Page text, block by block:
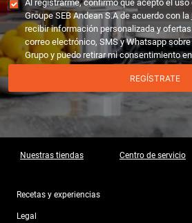
Al registrarme, confirmo que acepto el
Groupe SEB Andean S.A de acuerdo con la
recibir información personalizada y
correo electrónico, SMS y Whatsapp
Grupo y puedo retirar mi consentimiento
REGÍSTRATE
Nuestras tiendas Centro de servicio
Recetas y experiencias
Legal